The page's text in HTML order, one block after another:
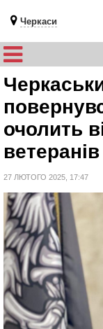
Черкаси
очолить
ветеранів
27 ЛЮТОГО 2025, 17:47